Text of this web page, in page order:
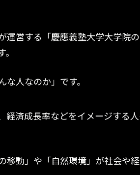
営する「慶應義塾大学大学院の
人なのか」です。
経済成長率などをイメージする
移動」や「自然環境」が社会や